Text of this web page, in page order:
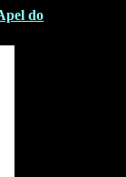
do